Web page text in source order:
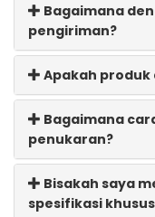
Bagaimana
pengiriman?
Apakah
Bagaimana
penukaran?
Bisakah saya
spesifikasi